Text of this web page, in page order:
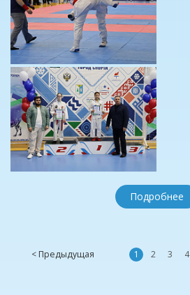
Подробнее
< Предыдущая 1 2 3 4